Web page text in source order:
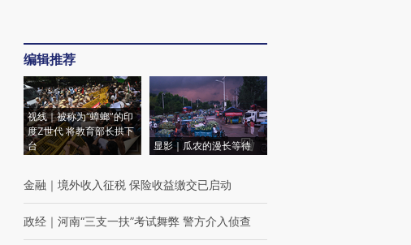
编辑推荐
视线｜被称为“蟑螂”的印
度Z世代 将教育部长拱下
台
显影｜瓜农的漫长等待
金融 ｜ 境外收入征税 保险收益缴交已启动
政经 ｜ 河南“三支一扶”考试舞弊 警方介入侦查